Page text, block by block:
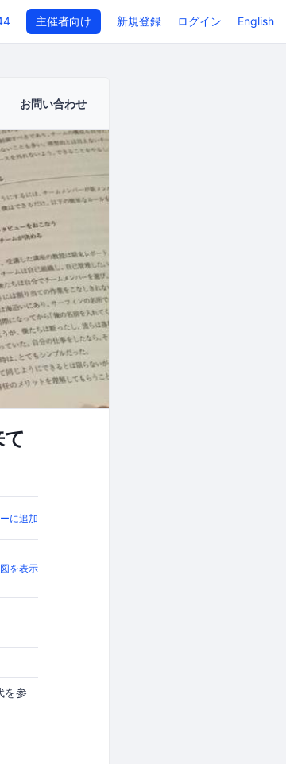
主催者向け 新規登録 ログイン English
お問い合わせ
に追加
を表示
を参